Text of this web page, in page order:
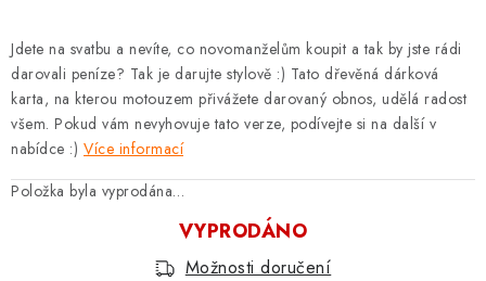
Jdete na svatbu a nevíte, co novomanželům koupit a tak by jste rádi
darovali peníze? Tak je darujte stylově :) Tato dřevěná dárková
karta, na kterou motouzem přivážete darovaný obnos, udělá radost
všem. Pokud vám nevyhovuje tato verze, podívejte si na další v
nabídce :) Více informací
Položka byla vyprodána…
VYPRODÁNO
Možnosti doručení